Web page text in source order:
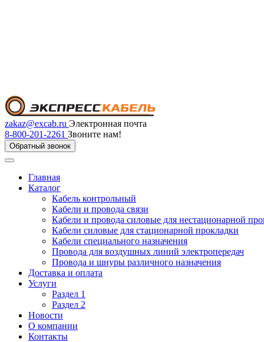
zakaz@excab.ru Электронная почта
8-800-201-2261 Звоните нам!
Обратный звонок
Главная
Каталог
Кабель контрольный
Кабели и провода связи
Кабели и провода силовые для нестационарной
Кабели силовые для стационарной прокладки
Кабели специального назначения
Провода для воздушных линий электропередач
Провода и шнуры различного назначения
Доставка и оплата
Услуги
Раздел 1
Раздел 2
Новости
О компании
Контакты